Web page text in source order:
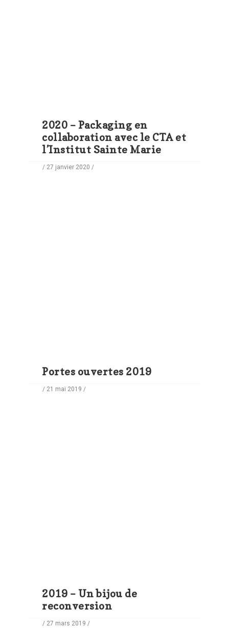
2020 – Packaging en
collaboration avec le CTA et
l’Institut Sainte Marie
/ 27 janvier 2020 /
Portes ouvertes 2019
/ 21 mai 2019 /
2019 – Un bijou de
reconversion
/ 27 mars 2019 /